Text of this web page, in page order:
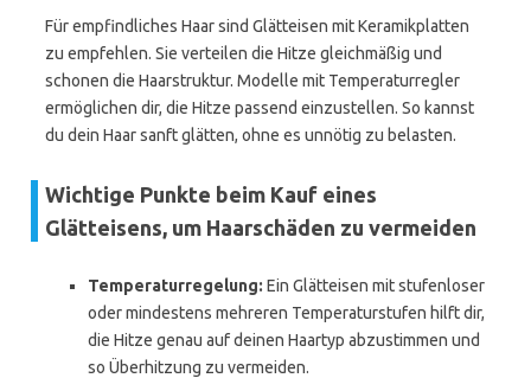
Für empfindliches Haar sind Glätteisen mit Keramikplatten
zu empfehlen. Sie verteilen die Hitze gleichmäßig und
schonen die Haarstruktur. Modelle mit Temperaturregler
ermöglichen dir, die Hitze passend einzustellen. So kannst
du dein Haar sanft glätten, ohne es unnötig zu belasten.
Wichtige Punkte beim Kauf eines
Glätteisens, um Haarschäden zu vermeiden
Temperaturregelung: Ein Glätteisen mit stufenloser
oder mindestens mehreren Temperaturstufen hilft dir,
die Hitze genau auf deinen Haartyp abzustimmen und
so Überhitzung zu vermeiden.